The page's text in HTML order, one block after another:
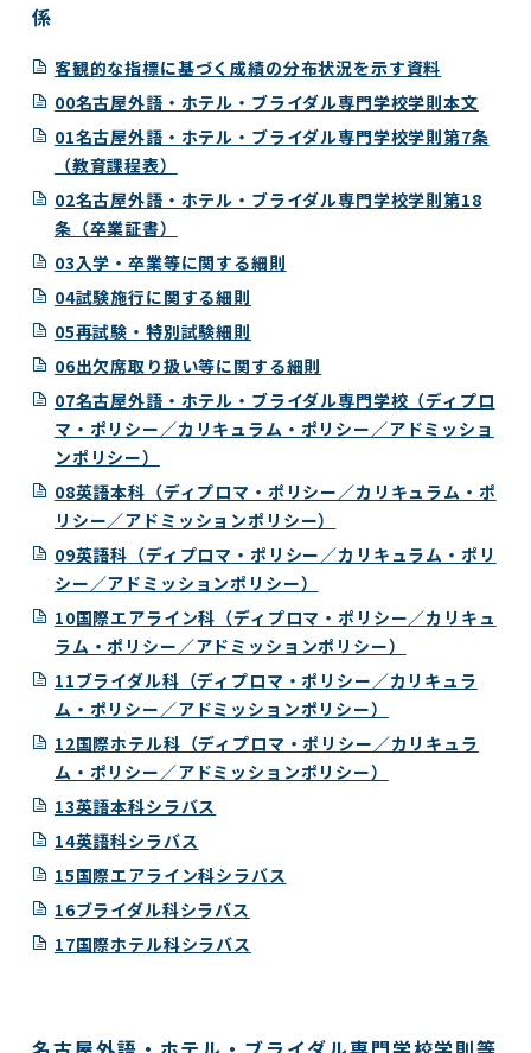
係
客観的な指標に基づく成績の分布状況を示す資料
00名古屋外語・ホテル・ブライダル専門学校学則本文
01名古屋外語・ホテル・ブライダル専門学校学則第7条
（教育課程表）
02名古屋外語・ホテル・ブライダル専門学校学則第18
条（卒業証書）
03入学・卒業等に関する細則
04試験施行に関する細則
05再試験・特別試験細則
06出欠席取り扱い等に関する細則
07名古屋外語・ホテル・ブライダル専門学校（ディプロ
マ・ポリシー／カリキュラム・ポリシー／アドミッショ
ンポリシー）
08英語本科（ディプロマ・ポリシー／カリキュラム・ポ
リシー／アドミッションポリシー）
09英語科（ディプロマ・ポリシー／カリキュラム・ポリ
シー／アドミッションポリシー）
10国際エアライン科（ディプロマ・ポリシー／カリキュ
ラム・ポリシー／アドミッションポリシー）
11ブライダル科（ディプロマ・ポリシー／カリキュラ
ム・ポリシー／アドミッションポリシー）
12国際ホテル科（ディプロマ・ポリシー／カリキュラ
ム・ポリシー／アドミッションポリシー）
13英語本科シラバス
14英語科シラバス
15国際エアライン科シラバス
16ブライダル科シラバス
17国際ホテル科シラバス